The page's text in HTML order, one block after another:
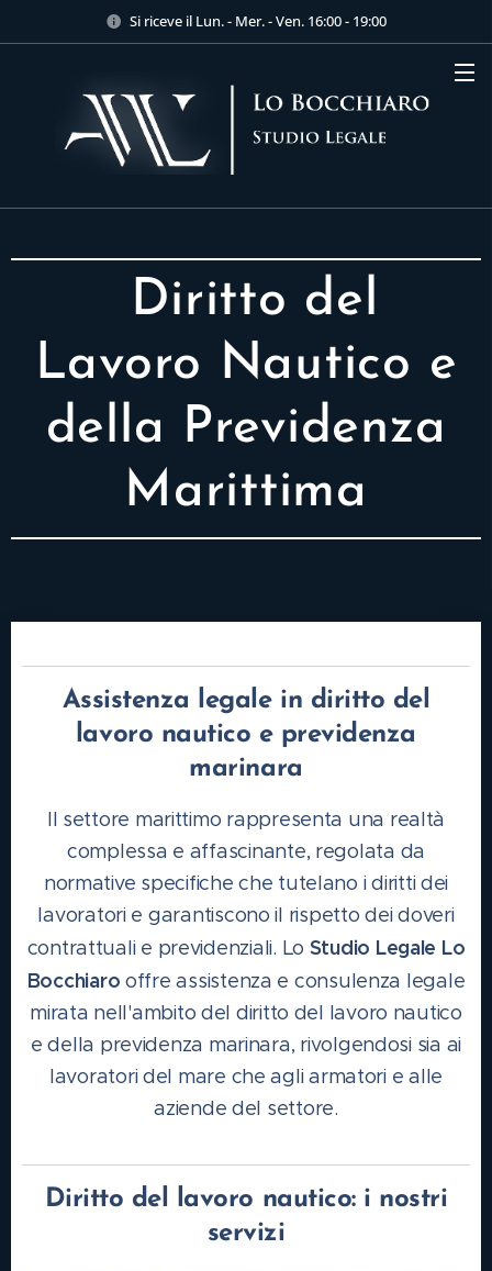
Si riceve il Lun. - Mer. - Ven. 16:00 - 19:00
Diritto del
Lavoro Nautico e
della Previdenza
Marittima
Assistenza legale in diritto del
lavoro nautico e previdenza
marinara
Il settore marittimo rappresenta una realtà
complessa e affascinante, regolata da
normative specifiche che tutelano i diritti dei
lavoratori e garantiscono il rispetto dei doveri
contrattuali e previdenziali. Lo Studio Legale Lo
Bocchiaro offre assistenza e consulenza legale
mirata nell'ambito del diritto del lavoro nautico
e della previdenza marinara, rivolgendosi sia ai
lavoratori del mare che agli armatori e alle
aziende del settore.
Diritto del lavoro nautico: i nostri
servizi